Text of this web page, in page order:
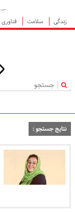
زندگی
سلامت فناوری
|
نتایج جستجو :